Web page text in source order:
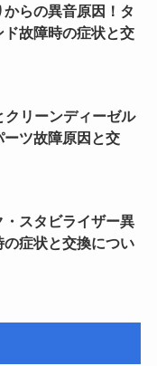
からの異音原因！タ
ド故障時の症状と交
クリーンディーゼル
ツ故障原因と交
・スタビライザー異
症状と交換につい